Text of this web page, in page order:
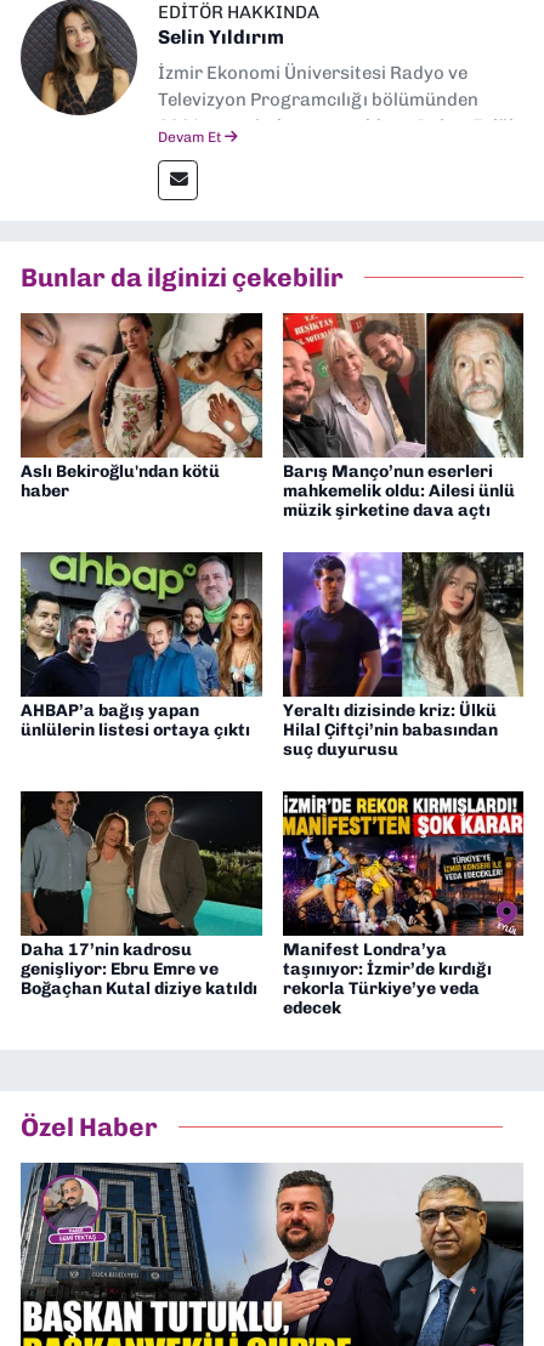
EDITÖR HAKKINDA
Selin Yıldırım
İzmir Ekonomi Üniversitesi Radyo ve
Televizyon Programcılığı bölümünden
2024 senesinde mezun oldum. Dokuz Eylül
editörlük görevini de üstleniyorum.
Devam Et
Bunlar da ilginizi çekebilir
Aslı Bekiroğlu'ndan kötü
haber
Barış Manço’nun eserleri
mahkemelik oldu: Ailesi ünlü
müzik şirketine dava açtı
AHBAP’a bağış yapan
ünlülerin listesi ortaya çıktı
Yeraltı dizisinde kriz: Ülkü
Hilal Çiftçi’nin babasından
suç duyurusu
Daha 17’nin kadrosu
genişliyor: Ebru Emre ve
Boğaçhan Kutal diziye katıldı
Manifest Londra’ya
taşınıyor: İzmir’de kırdığı
rekorla Türkiye’ye veda
edecek
Özel Haber